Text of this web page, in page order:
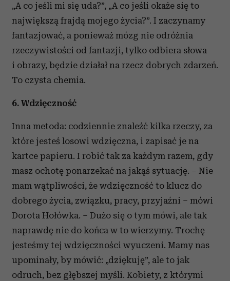
„A co jeśli mi się uda?”, „A co jeśli okaże się to
największą frajdą mojego życia?”. I zaczynamy
fantazjować, a ponieważ mózg nie odróżnia
rzeczywistości od fantazji, tylko odbiera słowa
i obrazy, będzie działał na rzecz dobrych zdarzeń.
To czysta chemia.
6. Wdzięczność
Inna metoda: codziennie znaleźć kilka rzeczy, za
które jesteś losowi wdzięczna, i zapisać je na
kartce papieru. I robić tak za każdym razem, gdy
masz ochotę ponarzekać na jakąś sytuację. – Nie
mam wątpliwości, że wdzięczność to klucz do
dobrego życia, związku, pracy, przyjaźni – mówi
Dorota Hołówka. – Dużo się o tym mówi, ale tak
naprawdę nie do końca w to wierzymy. Trochę
jesteśmy tej wdzięczności wyuczeni. Mamy nas
upominały, by mówić: „dziękuję”, ale to jak
odruch, bez głębszej myśli. Kobiety, z którymi